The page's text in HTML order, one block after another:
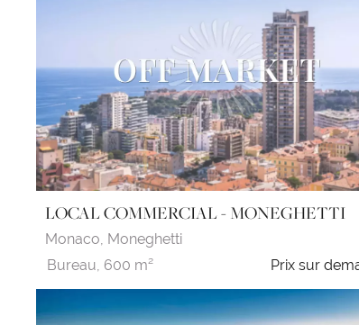
LOCAL COMMERCIAL - MONEGHETTI
Monaco, Moneghetti
Bureau, 600 m² Prix sur